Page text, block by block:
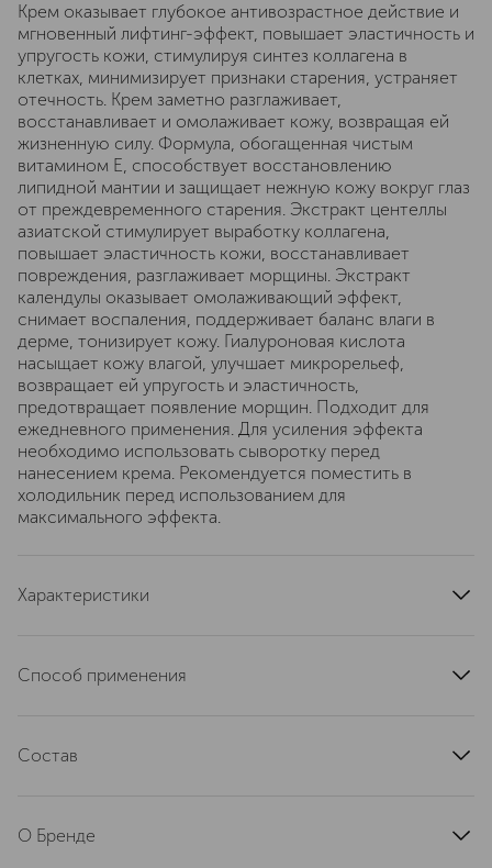
Крем оказывает глубокое антивозрастное действие и
мгновенный лифтинг-эффект, повышает эластичность и
упругость кожи, стимулируя синтез коллагена в
клетках, минимизирует признаки старения, устраняет
отечность. Крем заметно разглаживает,
восстанавливает и омолаживает кожу, возвращая ей
жизненную силу. Формула, обогащенная чистым
витамином Е, способствует восстановлению
липидной мантии и защищает нежную кожу вокруг глаз
от преждевременного старения. Экстракт центеллы
азиатской стимулирует выработку коллагена,
повышает эластичность кожи, восстанавливает
повреждения, разглаживает морщины. Экстракт
календулы оказывает омолаживающий эффект,
снимает воспаления, поддерживает баланс влаги в
дерме, тонизирует кожу. Гиалуроновая кислота
насыщает кожу влагой, улучшает микрорельеф,
возвращает ей упругость и эластичность,
предотвращает появление морщин. Подходит для
ежедневного применения. Для усиления эффекта
необходимо использовать сыворотку перед
нанесением крема. Рекомендуется поместить в
холодильник перед использованием для
максимального эффекта.
Характеристики
текстура
артикул
1111CB
Способ применения
Состав
Squalane • Dimethicone • Propylene Glycol • Bisabolol •
О Бренде